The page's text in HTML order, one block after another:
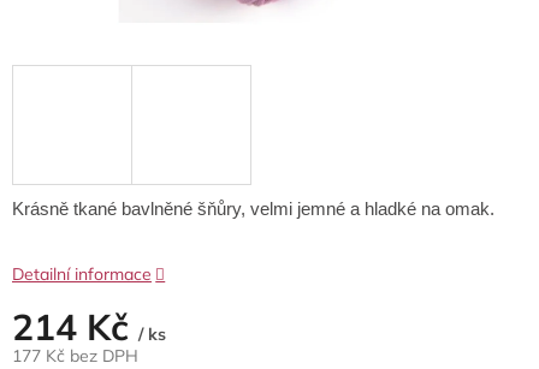
214 Kč / ks
177 Kč bez DPH
Krásně tkané bavlněné šňůry, velmi jemné a hladké na omak.
Detailní informace